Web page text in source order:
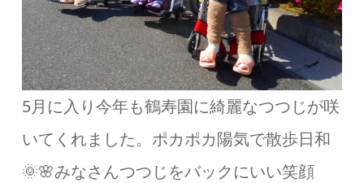
5月に入り今年も鶴寿園に綺麗なつつじが咲
いてくれました。ポカポカ陽気で散歩日和
🌞🌸みなさんつつじをバックにいい笑顔